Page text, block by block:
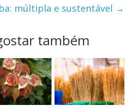
múltipla e sustentável →
também